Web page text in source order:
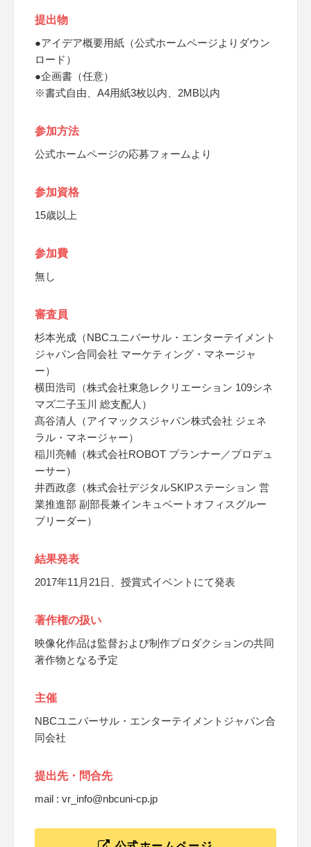
提出物
●アイデア概要用紙（公式ホームページよりダウン
ロード）
●企画書（任意）
※書式自由、A4用紙3枚以内、2MB以内
参加方法
公式ホームページの応募フォームより
参加資格
15歳以上
参加費
無し
審査員
杉本光成（NBCユニバーサル・エンターテイメント
ジャパン合同会社 マーケティング・マネージャ
ー）
横田浩司（株式会社東急レクリエーション 109シネ
マズ二子玉川 総支配人）
髙谷清人（アイマックスジャパン株式会社 ジェネ
ラル・マネージャー）
稲川亮輔（株式会社ROBOT プランナー／プロデュ
ーサー）
井西政彦（株式会社デジタルSKIPステーション 営
業推進部 副部長兼インキュベートオフィスグルー
プリーダー）
結果発表
2017年11月21日、授賞式イベントにて発表
著作権の扱い
映像化作品は監督および制作プロダクションの共同
著作物となる予定
主催
NBCユニバーサル・エンターテイメントジャパン合
同会社
提出先・問合先
mail : vr_info@nbcuni-cp.jp